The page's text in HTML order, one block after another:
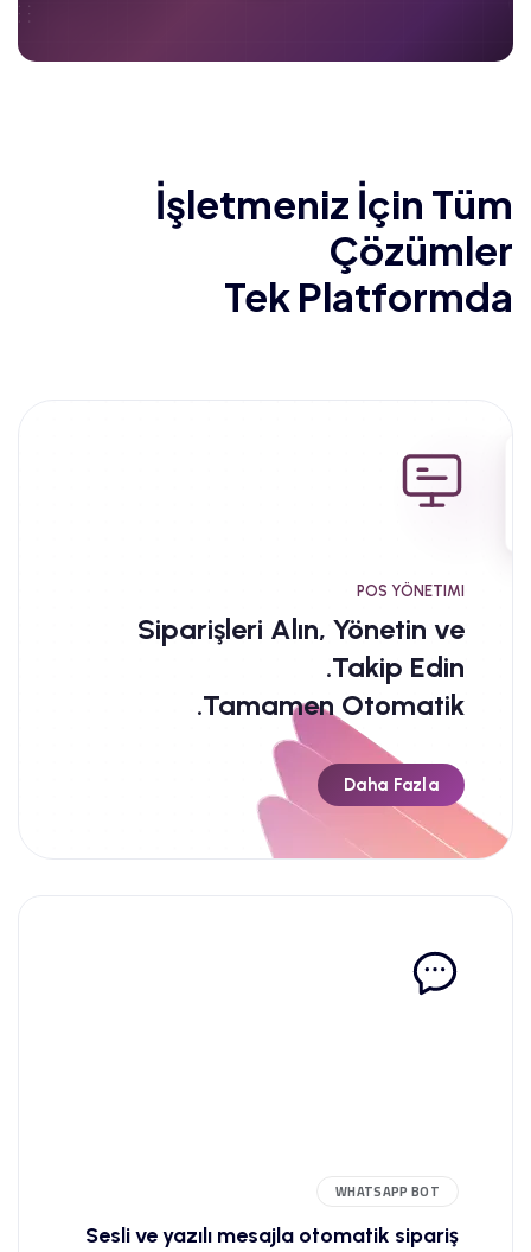
İşletmeniz İçin Tüm
Çözümler
Tek Platformda
POS YÖNETIMI
Siparişleri Alın, Yönetin ve
Takip Edin.
Tamamen Otomatik.
Daha Fazla
WHATSAPP BOT
Sesli ve yazılı mesajla otomatik sipariş